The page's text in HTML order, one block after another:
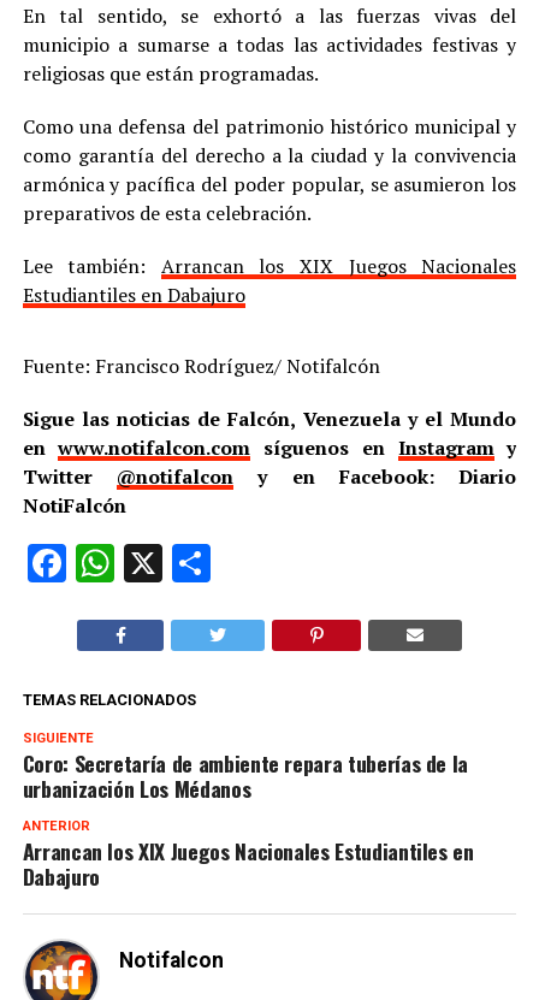
En tal sentido, se exhortó a las fuerzas vivas del
municipio a sumarse a todas las actividades festivas y
religiosas que están programadas.
Como una defensa del patrimonio histórico municipal y
como garantía del derecho a la ciudad y la convivencia
armónica y pacífica del poder popular, se asumieron los
preparativos de esta celebración.
Lee también: Arrancan los XIX Juegos Nacionales
Estudiantiles en Dabajuro
Fuente: Francisco Rodríguez/ Notifalcón
Sigue las noticias de Falcón, Venezuela y el Mundo
enwww.notifalcon.com síguenos en Instagramy
Twitter @notifalcon y en Facebook: Diario
NotiFalcón
Facebook
WhatsApp
X Compartir
TEMAS RELACIONADOS
SIGUIENTE
Coro: Secretaría de ambiente repara tuberías de la
urbanización Los Médanos
ANTERIOR
Arrancan los XIX Juegos Nacionales Estudiantiles en
Dabajuro
Notifalcon